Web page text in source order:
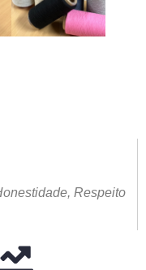
Respeito